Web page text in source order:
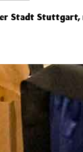
Stadt